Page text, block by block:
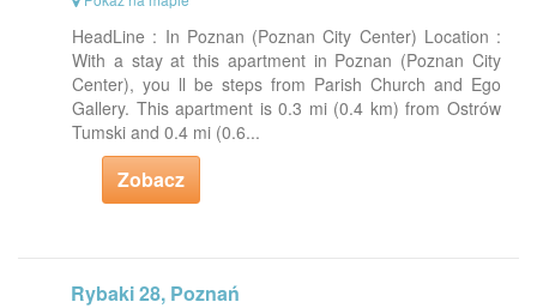
HeadLine : In Poznan (Poznan City Center) Location :
With a stay at this apartment in Poznan (Poznan City
Center), you ll be steps from Parish Church and Ego
Gallery. This apartment is 0.3 mi (0.4 km) from Ostrów
Tumski and 0.4 mi (0.6...
Zobacz
Rybaki 28, Poznań